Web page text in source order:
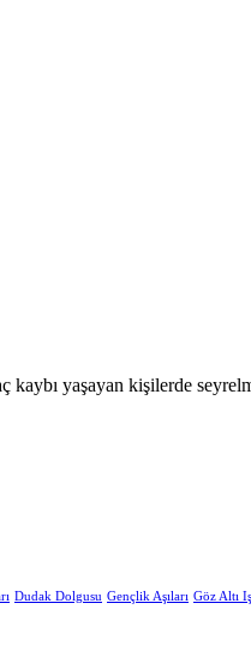
yaşayan kişilerde
Dudak Dolgusu Gençlik Aşıları Göz Altı